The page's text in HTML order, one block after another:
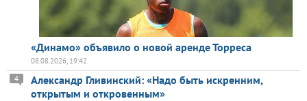
«Динамо» объявило о новой аренде Торреса
08.08.2026, 19:42
Александр Гливинский: «Надо быть искренним,
открытым и откровенным»
4